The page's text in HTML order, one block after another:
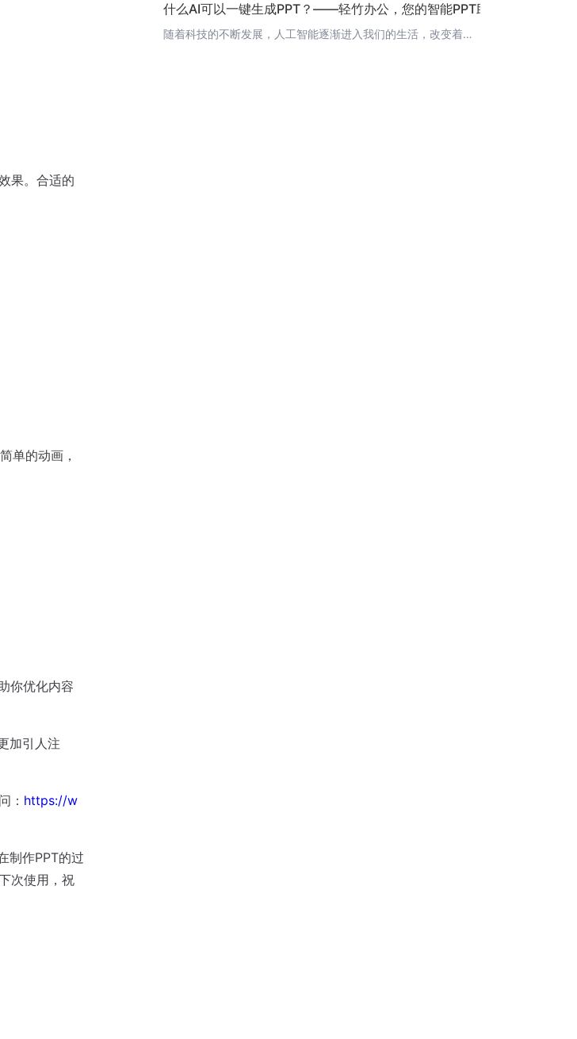
果。合适的
单的动画，
你优化内容
加引人注
： https://w
制作PPT的过
次使用，祝
什么AI可以一键生成PPT？——轻竹办公，您的智能PPT助手
随着科技的不断发展，人工智能逐渐进入我们的生活，改变着我们的工作方式。在办公领域，一款名为“轻竹办公”的软件凭借其强大的AI功能，成为众多职场人士的新宠。今天，就让我来为大家介绍一下这款神奇的AI自动生成PPT软件。 1. 什么是轻竹办公？轻竹办公是一款集成了AI技术的办公助手，可以帮助用户快速、高效地制作PPT。它不仅具备智能文本识别、图片处理等功能，还能根据用户输入的标题和内容，自动生成符合主